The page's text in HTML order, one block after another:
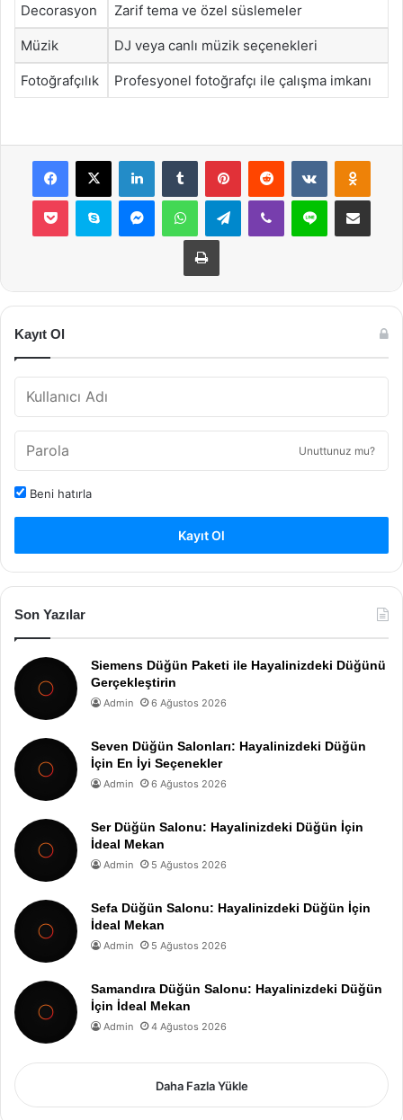
Decorasyon Zarif tema ve özel süslemeler
Müzik DJ veya canlı müzik seçenekleri
Fotoğrafçılık Profesyonel fotoğrafçı ile çalışma imkanı
Facebook
X LinkedInTumblr PinterestReddit VKontakte
Pocket Skype MessengerWhatsAppTelegramViber Line E-Posta ile
Yazdır
Kayıt Ol
Unuttunuz mu?
Beni hatırla
Kayıt Ol
Son Yazılar
Siemens Düğün Paketi ile Hayalinizdeki Düğünü
Gerçekleştirin
Admin 6 Ağustos 2026
Seven Düğün Salonları: Hayalinizdeki Düğün
İçin En İyi Seçenekler
Admin 6 Ağustos 2026
Ser Düğün Salonu: Hayalinizdeki Düğün İçin
İdeal Mekan
Admin 5 Ağustos 2026
Sefa Düğün Salonu: Hayalinizdeki Düğün İçin
İdeal Mekan
Admin 5 Ağustos 2026
Samandıra Düğün Salonu: Hayalinizdeki Düğün
İçin İdeal Mekan
Admin 4 Ağustos 2026
Daha Fazla Yükle